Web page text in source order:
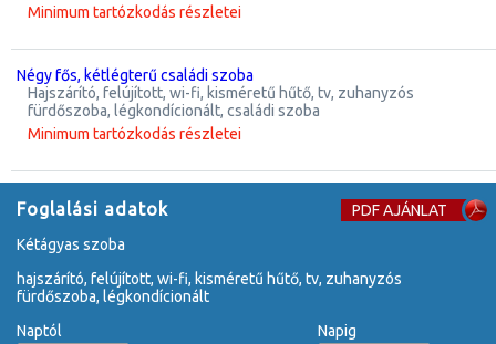
Minimum tartózkodás részletei
négy fős, kétlégterű családi szoba
hajszárító, felújított, wi-fi, kisméretű hűtő, tv, zuhanyzós
fürdőszoba, légkondícionált, családi szoba
Minimum tartózkodás részletei
Foglalási adatok
PDF AJÁNLAT
kétágyas szoba
hajszárító, felújított, wi-fi, kisméretű hűtő, tv, zuhanyzós
fürdőszoba, légkondícionált
Naptól
Napig